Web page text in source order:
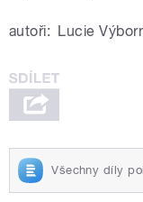
autoři: Lucie
Všechny díly